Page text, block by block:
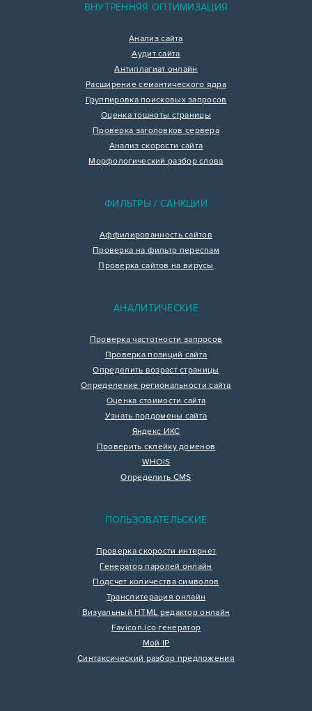
ВНУТРЕННЯЯ ОПТИМИЗАЦИЯ
Анализ сайта
Аудит сайта
Антиплагиат онлайн
Расширение семантического ядра
Группировка поисковых запросов
Оценка тошноты страницы
Проверка заголовков сервера
Анализ скорости сайта
Морфологический разбор слова
ФИЛЬТРЫ / САНКЦИИ
Аффилированность сайтов
Проверка на фильтр переспам
Проверка сайтов на вирусы
АНАЛИТИЧЕСКИЕ
Проверка частотности запросов
Проверка позиций сайта
Определить возраст страницы
Определение региональности сайта
Оценка стоимости сайта
Узнать поддомены сайта
Яндекс ИКС
Проверить склейку доменов
WHOIS
Определить CMS
ПОЛЬЗОВАТЕЛЬСКИЕ
Проверка скорости интернет
Генератор паролей онлайн
Подсчет количества символов
Транслитерация онлайн
Визуальный HTML редактор онлайн
Favicon.ico генератор
Мой IP
Синтаксический разбор предложения